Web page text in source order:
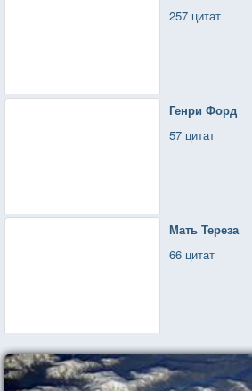
257 цитат
Генри Форд
57 цитат
Мать Тереза
66 цитат